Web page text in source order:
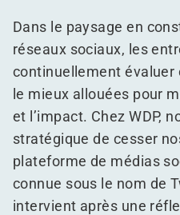
Dans le paysage en
réseaux sociaux, les
continuellement évaluer
le mieux allouées pour
et l’impact. Chez WDP,
stratégique de cesser
plateforme de médias
connue sous le nom de
intervient après une